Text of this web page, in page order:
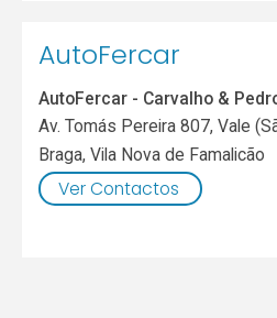
AutoFercar
AutoFercar - Carvalho &
Av. Tomás Pereira 807, Vale
Braga,Vila Nova de Famalicão
Ver Contactos